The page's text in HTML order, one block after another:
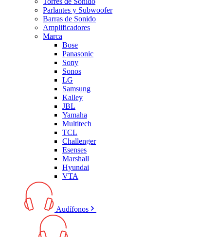
Parlantes y Subwoofer
Barras de Sonido
Amplificadores
Marca
Bose
Panasonic
Sony
Sonos
LG
Samsung
Kalley
JBL
Yamaha
Multitech
TCL
Challenger
Esenses
Marshall
Hyundai
VTA
Audífonos